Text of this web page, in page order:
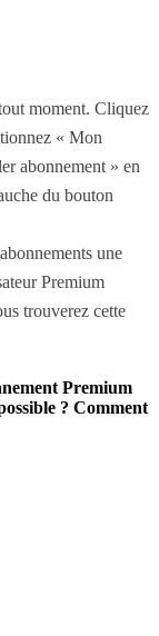
moment. Cliquez
« Mon
abonnement » en
du bouton
une
Premium
trouverez cette
Premium
? Comment